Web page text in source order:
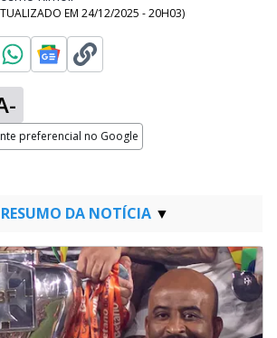
EM 24/12/2025 - 20H03)
preferencial no Google
DA NOTÍCIA